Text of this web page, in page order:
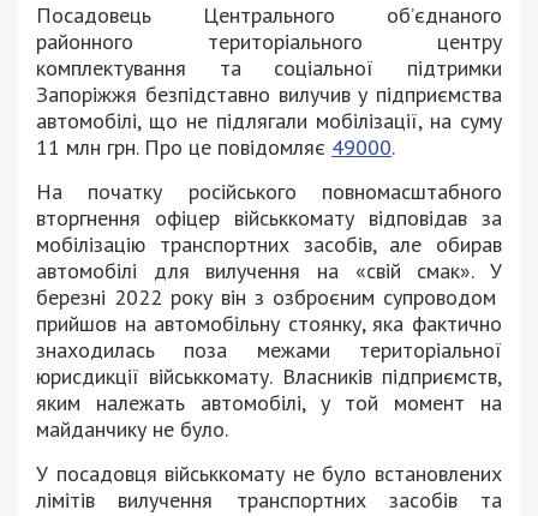
Посадовець Центрального об’єднаного
районного територіального центру
комплектування та соціальної підтримки
Запоріжжя безпідставно вилучив у підприємства
автомобілі, що не підлягали мобілізації, на суму
11 млн грн. Про це повідомляє 49000.
На початку російського повномасштабного
вторгнення офіцер військкомату відповідав за
мобілізацію транспортних засобів, але обирав
автомобілі для вилучення на «свій смак». У
березні 2022 року він з озброєним супроводом
прийшов на автомобільну стоянку, яка фактично
знаходилась поза межами територіальної
юрисдикції військкомату. Власників підприємств,
яким належать автомобілі, у той момент на
майданчику не було.
У посадовця військкомату не було встановлених
лімітів вилучення транспортних засобів та